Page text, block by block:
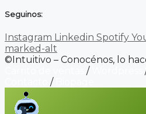
Seguinos:
Instagram Linkedin Spotify
marked-alt
©Intuitivo – Conocénos, lo
/
/